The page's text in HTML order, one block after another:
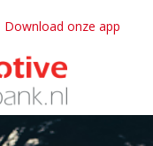
Download onze app